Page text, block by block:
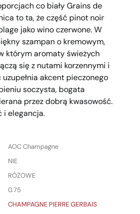
co biały Grains de
to ta, że część pinot noir
jako wino czerwone. W
szampan o kremowym,
którym aromaty świeżych
się z nutami korzennymi i
akcent pieczonego
soczysta, bogata
przez dobrą kwasowość.
i elegancja.
AOC Champagne
NIE
RÓŻOWE
0.75
CHAMPAGNE PIERRE GERBAIS